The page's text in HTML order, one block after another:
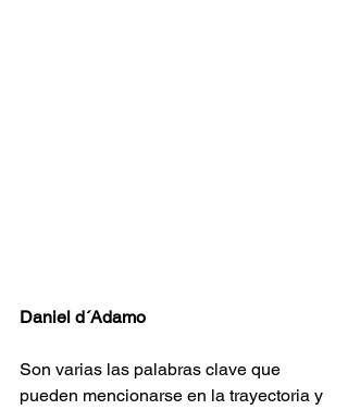
Daniel d´Adamo
Son varias las palabras clave que
pueden mencionarse en la trayectoria y